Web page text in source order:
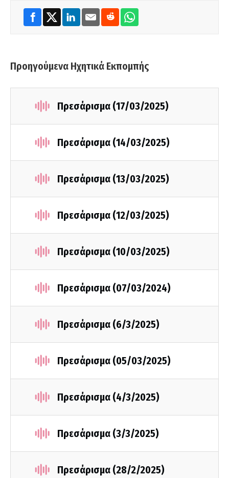
Προηγούμενα Ηχητικά Εκπομπής
Πρεσάρισμα (17/03/2025)
Πρεσάρισμα (14/03/2025)
Πρεσάρισμα (13/03/2025)
Πρεσάρισμα (12/03/2025)
Πρεσάρισμα (10/03/2025)
Πρεσάρισμα (07/03/2024)
Πρεσάρισμα (6/3/2025)
Πρεσάρισμα (05/03/2025)
Πρεσάρισμα (4/3/2025)
Πρεσάρισμα (3/3/2025)
Πρεσάρισμα (28/2/2025)